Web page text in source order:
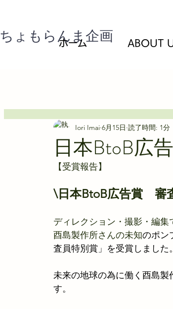
ちょもらんま企画
ホーム ABOUT
日本BtoB広
Iori Imai 6月15日 読了時間: 1分
【受賞報告】
\日本BtoB広告賞　審
ディレクション・撮影・編
酉島製作所さんの未知のポン
査員特別賞」を受賞しました。
未来の地球の為に働く酉島
す。